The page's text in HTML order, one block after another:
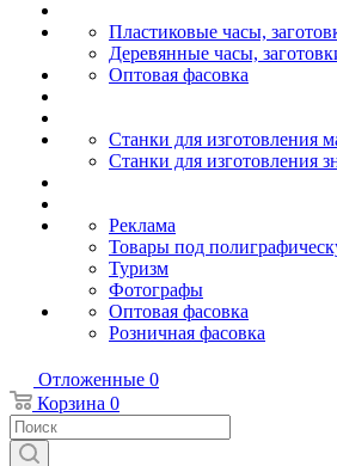
Пластиковые часы,
Деревянные часы,
Оптовая фасовка
Станки для изготовления
Станки для изготовления
Реклама
Товары под
Туризм
Фотографы
Оптовая фасовка
Розничная фасовка
Отложенные 0
Корзина 0